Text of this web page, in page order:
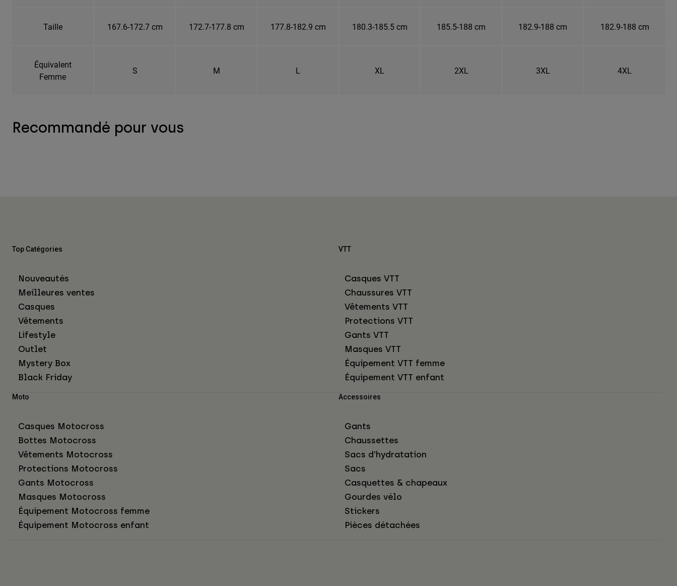
Taille 167.6-172.7 cm 172.7-177.8 cm 177.8-182.9 cm 180.3-185.5 cm 185.5-188 cm 182.9-188 cm 182.9-188 cm
Équivalent
Femme
S M L XL 2XL 3XL 4XL
Recommandé pour vous
Top Catégories
Nouveautés
Meilleures ventes
Casques
Vêtements
Lifestyle
Outlet
Mystery Box
Black Friday
VTT
Casques VTT
Chaussures VTT
Vêtements VTT
Protections VTT
Gants VTT
Masques VTT
Équipement VTT femme
Équipement VTT enfant
Moto
Casques Motocross
Bottes Motocross
Vêtements Motocross
Protections Motocross
Gants Motocross
Masques Motocross
Équipement Motocross femme
Équipement Motocross enfant
Accessoires
Gants
Chaussettes
Sacs d’hydratation
Sacs
Casquettes & chapeaux
Gourdes vélo
Stickers
Pièces détachées